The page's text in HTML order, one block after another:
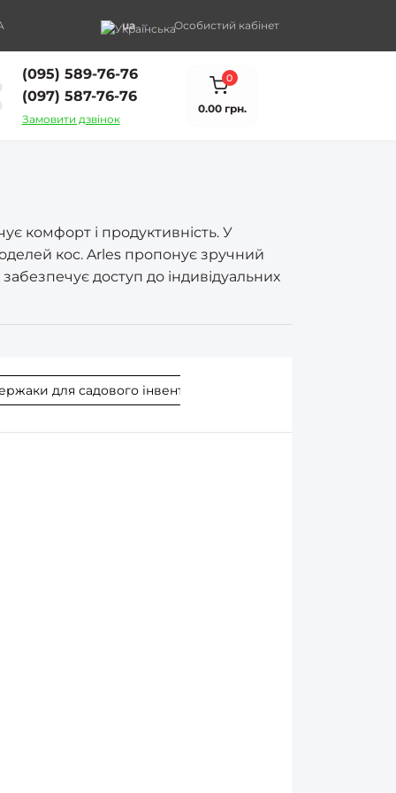
ua Особистий кабінет
(095) 589-76-76
(097) 587-76-76
Замовити дзвінок
0
0.00 грн.
комфорт і продуктивність. У
кос. Arles пропонує зручний
доступ до індивідуальних
для садового інвентаря